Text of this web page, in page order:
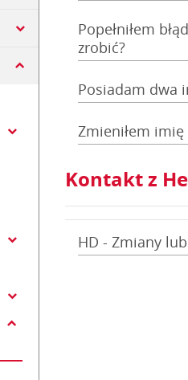
Popełniłem
zrobić?
Posiadam dwa
Zmieniłem
Kontakt z
HD - Zmiany